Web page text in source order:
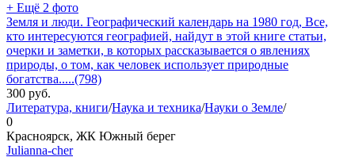
+ Ещё 2 фото
Земля и люди. Географический календарь на 1980 год, Все,
кто интересуются географией, найдут в этой книге статьи,
очерки и заметки, в которых рассказывается о явлениях
природы, о том, как человек использует природные
богатства.....(798)
300 руб.
Литература, книги/Наука и техника/Науки о Земле/
0
Красноярск, ЖК Южный берег
Julianna-cher